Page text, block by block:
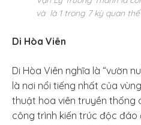
và là 1 trong 7 kỳ quan
Di Hòa Viên
Di Hòa Viên nghĩa là “vườn
là nơi nổi tiếng nhất của
thuật hoa viên truyền thống
công trình kiến trúc độc